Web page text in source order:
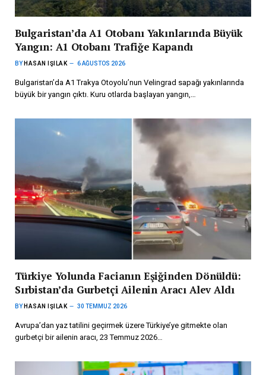
Bulgaristan’da A1 Otobanı Yakınlarında Büyük
Yangın: A1 Otobanı Trafiğe Kapandı
BY HASAN IŞILAK 6 AĞUSTOS 2026
Bulgaristan’da A1 Trakya Otoyolu’nun Velingrad sapağı yakınlarında
büyük bir yangın çıktı. Kuru otlarda başlayan yangın,…
Türkiye Yolunda Facianın Eşiğinden Dönüldü:
Sırbistan’da Gurbetçi Ailenin Aracı Alev Aldı
BY HASAN IŞILAK 30 TEMMUZ 2026
Avrupa’dan yaz tatilini geçirmek üzere Türkiye’ye gitmekte olan
gurbetçi bir ailenin aracı, 23 Temmuz 2026…